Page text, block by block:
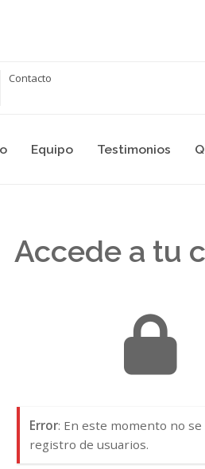
Contacto
Equipo Testimonios
Accede a tu
Error: En este momento no
registro de usuarios.